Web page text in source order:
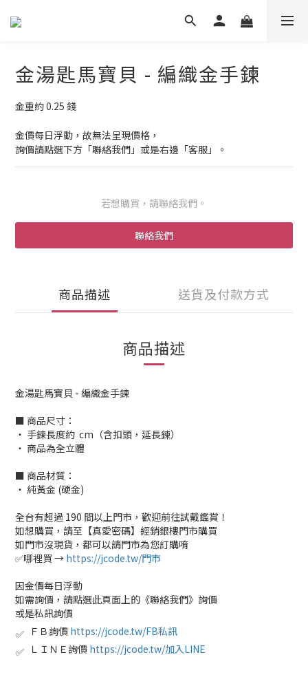
金湯匙馬寶貝 - 編織金手鍊
金重約 0.25 錢
金價每日浮動，故無法呈現價格，
詢價請點選下方「聯絡我們」或是右邊「客服」。
若想購買，請聯絡我們。
聯絡我們
商品描述 送貨及付款方式
商品描述
金湯匙馬寶貝 - 編織金手鍊
■ 商品尺寸：
‧ 手鍊長度約 cm（含扣頭，延長鍊）
‧ 商品為全立體
■ 商品材質：
‧ 純黃金 (硬金)
全台有超過 190 間以上門市，歡迎前往試戴鑑賞！
如想購買，請至【真愛密碼】經銷銀樓門市購買
如門市沒現貨，都可以請門市為您訂購唷
✅哪裡買 → https://jcode.tw/門市
因金價每日浮動
如需詢價，請點選此頁面上的《聯絡我們》詢價
或是私訊詢價
✅ ＦＢ詢價 https://jcode.tw/FB私訊
✅ ＬＩＮＥ詢價 https://jcode.tw/加入LINE